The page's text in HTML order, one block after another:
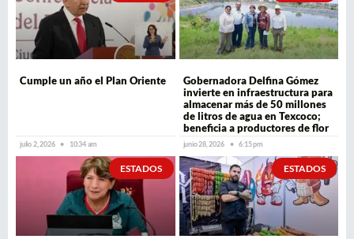
Cumple un año el Plan Oriente
julio 2, 2026 10:34 am
Gobernadora Delfina Gómez
invierte en infraestructura para
almacenar más de 50 millones
de litros de agua en Texcoco;
beneficia a productores de flor
junio 28, 2026 6:15 pm
ESTADOS ESTADOS